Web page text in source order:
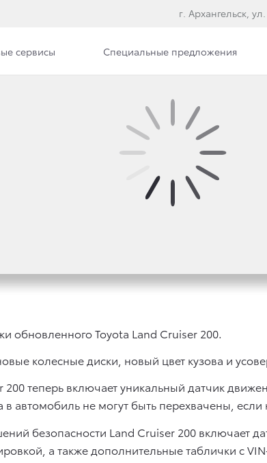
г. Архангельск,
сервисы Специальные предложения
обновленного Toyota Land Cruiser 200.
колесные диски, новый цвет кузова и
200 теперь включает уникальный датчик
в автомобиль не могут быть перехвачены,
безопасности Land Cruiser 200 включает
а также дополнительные таблички с